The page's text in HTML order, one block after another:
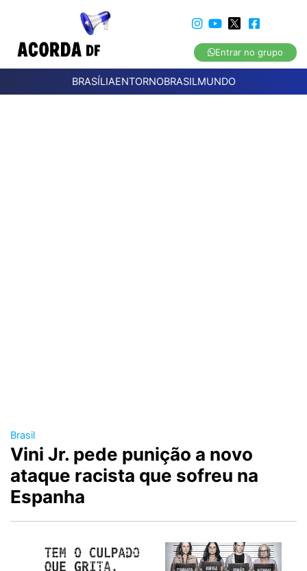
Entrar no grupo
BRASÍLIAENTORNOBRASILMUNDO
Brasil
Vini Jr. pede punição a novo
ataque racista que sofreu na
Espanha